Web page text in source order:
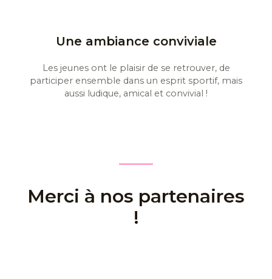
Une ambiance conviviale
Les jeunes ont le plaisir de se retrouver, de
participer ensemble dans un esprit sportif, mais
aussi ludique, amical et convivial !
Merci à nos partenaires
!